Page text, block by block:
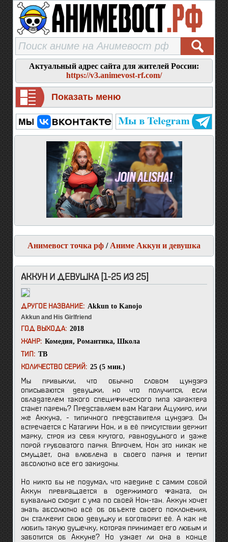
Актуальный адрес сайта для жителей России:
https://v3.animevost-rf.com/
Показать меню
Анимевост точка рф / Аниме Аккун и девушка
АККУН И ДЕВУШКА [1-25 ИЗ 25]
ДРУГОЕ НАЗВАНИЕ: Akkun to Kanojo
Akkun and His Girlfriend
ГОД ВЫХОДА: 2018
ЖАНР: Комедия, Романтика, Школа
ТИП: ТВ
КОЛИЧЕСТВО СЕРИЙ: 25 (5 мин.)
Мы привыкли, что обычно словом цундэрэ
описываются девушки, но что получится, если
обладателем такого специфического типа характера
станет парень? Представляем вам Кагари Ацухиро, или
же Аккуна, - типичного представителя цундэрэ. Он
встречается с Катагири Нон, и в её присутствии держит
марку, строя из себя крутого, равнодушного и даже
порой грубоватого парня. Впрочем, Нон это никак не
смущает, она влюблена в своего парня и терпит
абсолютно все его закидоны.
Но никто бы не подумал, что наедине с самим собой
Аккун превращается в одержимого фаната, он
буквально сходит с ума по своей Нон-тан. Аккун хочет
знать абсолютно всё об объекте своего поклонения,
он сталкерит свою девушку и боготворит её. А как не
любить такую душечку, которая принимает его любым и
заботится об Аккуне? Но узнает ли она в конце